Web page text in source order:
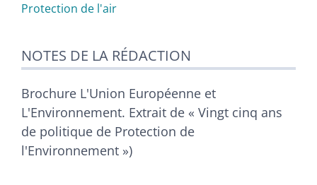
Protection de l'air
NOTES DE LA RÉDACTION
Brochure L'Union Européenne et
L'Environnement. Extrait de « Vingt cinq ans
de politique de Protection de
l'Environnement »)